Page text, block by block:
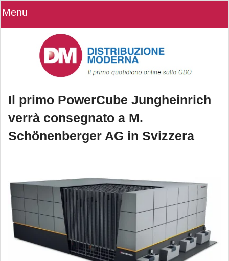
Menu
Il primo PowerCube Jungheinrich
verrà consegnato a M.
Schönenberger AG in Svizzera